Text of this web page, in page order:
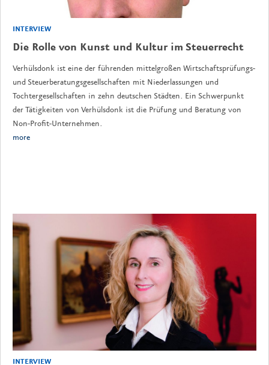
INTERVIEW
Die Rolle von Kunst und Kultur im Steuerrecht
Verhülsdonk ist eine der führenden mittelgroßen Wirtschaftsprüfungs-
und Steuerberatungsgesellschaften mit Niederlassungen und
Tochtergesellschaften in zehn deutschen Städten. Ein Schwerpunkt
der Tätigkeiten von Verhülsdonk ist die Prüfung und Beratung von
Non-Profit-Unternehmen.
more
INTERVIEW